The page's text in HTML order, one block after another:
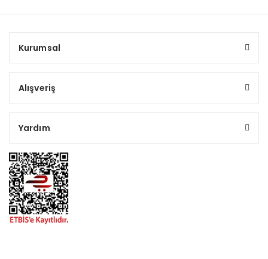
Kurumsal
Alışveriş
Yardım